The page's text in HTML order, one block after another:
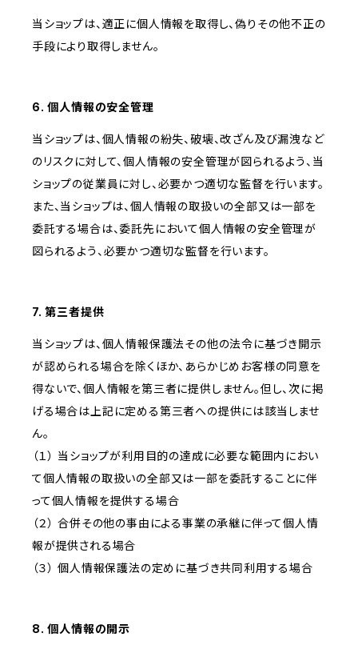
当ショップは、適正に個人情報を取得し、偽りその他不正の
手段により取得しません。
6. 個人情報の安全管理
当ショップは、個人情報の紛失、破壊、改ざん及び漏洩など
のリスクに対して、個人情報の安全管理が図られるよう、当
ショップの従業員に対し、必要かつ適切な監督を行います。
また、当ショップは、個人情報の取扱いの全部又は一部を
委託する場合は、委託先において個人情報の安全管理が
図られるよう、必要かつ適切な監督を行います。
7. 第三者提供
当ショップは、個人情報保護法その他の法令に基づき開示
が認められる場合を除くほか、あらかじめお客様の同意を
得ないで、個人情報を第三者に提供しません。但し、次に掲
げる場合は上記に定める第三者への提供には該当しませ
ん。
（１） 当ショップが利用目的の達成に必要な範囲内におい
て個人情報の取扱いの全部又は一部を委託することに伴
って個人情報を提供する場合
（２） 合併その他の事由による事業の承継に伴って個人情
報が提供される場合
（３） 個人情報保護法の定めに基づき共同利用する場合
8. 個人情報の開示